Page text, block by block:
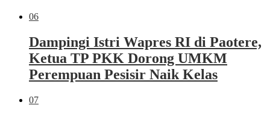
06
Dampingi Istri Wapres RI di Paotere,
Ketua TP PKK Dorong UMKM
Perempuan Pesisir Naik Kelas
07